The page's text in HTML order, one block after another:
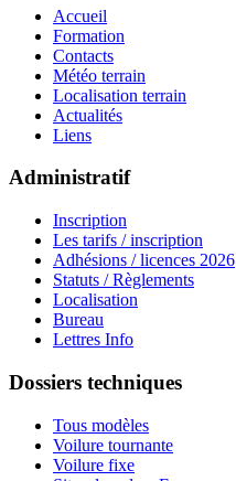
Accueil
Formation
Contacts
Météo terrain
Localisation terrain
Actualités
Liens
Administratif
Inscription
Les tarifs / inscription
Adhésions / licences 2026
Statuts / Règlements
Localisation
Bureau
Lettres Info
Dossiers techniques
Tous modèles
Voilure tournante
Voilure fixe